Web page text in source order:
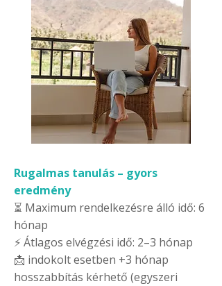
Rugalmas tanulás – gyors
eredmény
⏳ Maximum rendelkezésre álló idő: 6
hónap
⚡ Átlagos elvégzési idő: 2–3 hónap
📩 indokolt esetben +3 hónap
hosszabbítás kérhető (egyszeri